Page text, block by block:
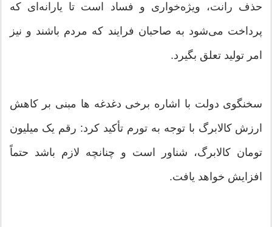
حذف رانت، ویژه‌خواری و فساد است تا یارانه‌ای که
پرداخت می‌شود به صاحبان فرایند که مردم باشند و نیز
امر تولید تعلق بگیرد.
سخنگوی دولت با اشاره برخی دغدغه ها مبنی بر کاهش
ارزش کالابرگ با توجه به تورم تأکید کرد: رقم یک میلیون
تومان کالابرگ، شناور است و چنانچه لازم باشد حتماً
افزایش خواهد یافت‌.